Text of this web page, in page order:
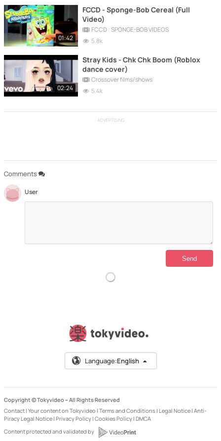
Comments
User
01:42
FCCD - Sponge-Bob Cereal (Full
Video)
FCCD : SPONGE-BOB VIDEOS
5.8k
02:24
Stray Kids - Chk Chk Boom (Roblox
dance cover)
Crossover films/shows
5.4k
ADVERTISING
Language:English
Copyright © Tokyvideo – All Rights Reserved
Contact | Your content on Tokyvideo | Terms and Conditions | Legal Notice | Anti-
Piracy Legal Notice | Privacy Policy | Cookies Policy | DMCA
Content protected and validated by